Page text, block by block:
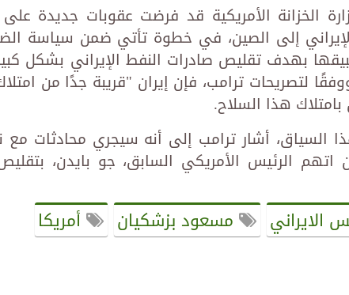
الخزانة الأمريكية قد فرضت عقوبات جديدة
إلى الصين، في خطوة تأتي ضمن سياسة
بهدف تقليص صادرات النفط الإيراني بشكل
لتصريحات ترامب، فإن إيران "قريبة جدًا من
هذا السلاح.
السياق، أشار ترامب إلى أنه سيجري محادثات مع
الرئيس الأمريكي السابق، جو بايدن،
الايراني مسعود بزشكيان أمريكا